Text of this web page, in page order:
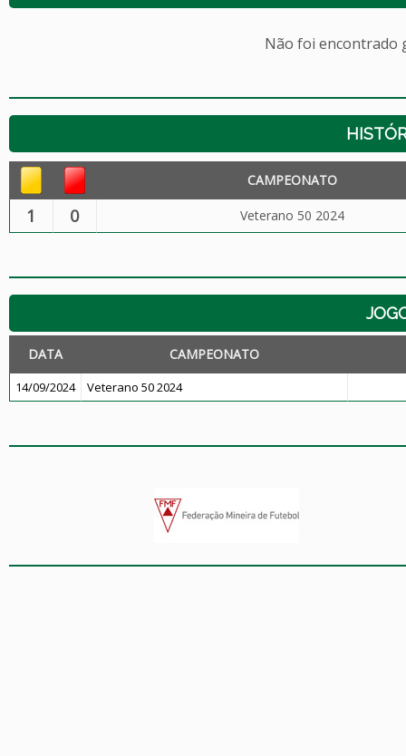
Não foi encontrado
CAMPEONATO
1 0 Veterano 50 2024
DATA CAMPEONATO
14/09/2024 Veterano 50 2024